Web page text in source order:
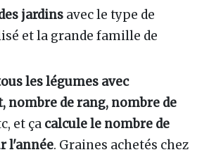
jardins avec le type de
et la grande famille de
les légumes avec
nombre de rang, nombre de
et ça calcule le nombre de
l'année. Graines achetés chez